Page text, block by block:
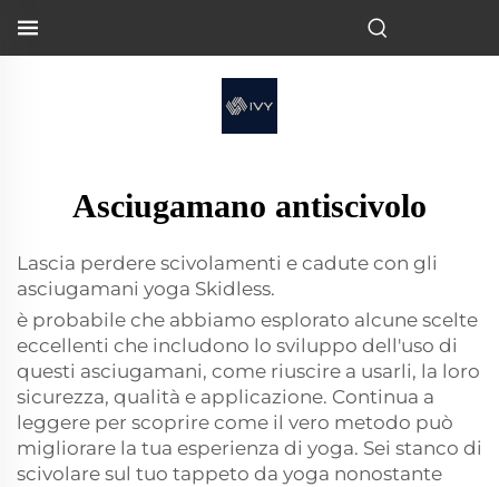
Asciugamano antiscivolo
Lascia perdere scivolamenti e cadute con gli
asciugamani yoga Skidless.
è probabile che abbiamo esplorato alcune scelte
eccellenti che includono lo sviluppo dell'uso di
questi asciugamani, come riuscire a usarli, la loro
sicurezza, qualità e applicazione. Continua a
leggere per scoprire come il vero metodo può
migliorare la tua esperienza di yoga. Sei stanco di
scivolare sul tuo tappeto da yoga nonostante